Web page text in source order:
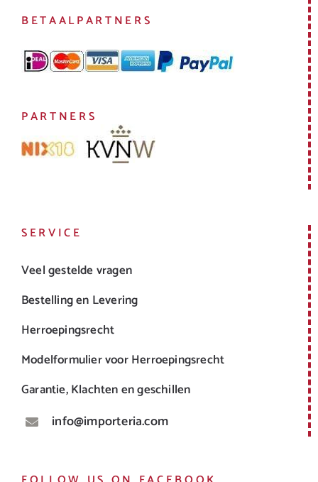
BETAALPARTNERS
PARTNERS
SERVICE
Veel gestelde vragen
Bestelling en Levering
Herroepingsrecht
Modelformulier voor Herroepingsrecht
Garantie, Klachten en geschillen
info@importeria.com